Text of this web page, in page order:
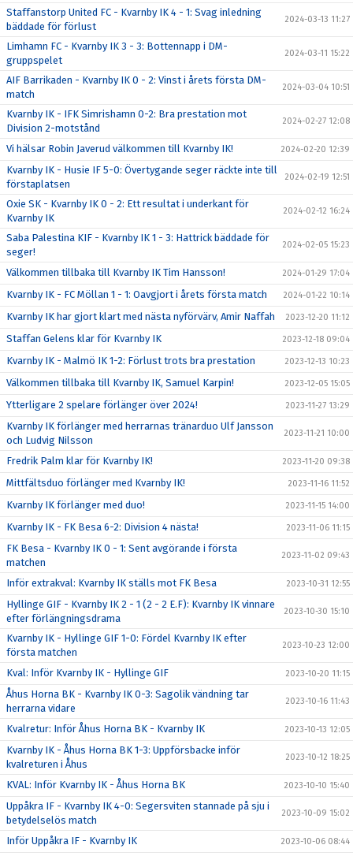
Staffanstorp United FC - Kvarnby IK 4 - 1: Svag inledning
bäddade för förlust
2024-03-13 11:27
Limhamn FC - Kvarnby IK 3 - 3: Bottennapp i DM-
gruppspelet
2024-03-11 15:22
AIF Barrikaden - Kvarnby IK 0 - 2: Vinst i årets första DM-
match
2024-03-04 10:51
Kvarnby IK - IFK Simrishamn 0-2: Bra prestation mot
Division 2-motstånd
2024-02-27 12:08
Vi hälsar Robin Javerud välkommen till Kvarnby IK! 2024-02-20 12:39
Kvarnby IK - Husie IF 5-0: Övertygande seger räckte inte till
förstaplatsen
2024-02-19 12:51
Oxie SK - Kvarnby IK 0 - 2: Ett resultat i underkant för
Kvarnby IK
2024-02-12 16:24
Saba Palestina KIF - Kvarnby IK 1 - 3: Hattrick bäddade för
seger!
2024-02-05 15:23
Välkommen tillbaka till Kvarnby IK Tim Hansson! 2024-01-29 17:04
Kvarnby IK - FC Möllan 1 - 1: Oavgjort i årets första match 2024-01-22 10:14
Kvarnby IK har gjort klart med nästa nyförvärv, Amir Naffah 2023-12-20 11:12
Staffan Gelens klar för Kvarnby IK 2023-12-18 09:04
Kvarnby IK - Malmö IK 1-2: Förlust trots bra prestation 2023-12-13 10:23
Välkommen tillbaka till Kvarnby IK, Samuel Karpin! 2023-12-05 15:05
Ytterligare 2 spelare förlänger över 2024! 2023-11-27 13:29
Kvarnby IK förlänger med herrarnas tränarduo Ulf Jansson
och Ludvig Nilsson
2023-11-21 10:00
Fredrik Palm klar för Kvarnby IK! 2023-11-20 09:38
Mittfältsduo förlänger med Kvarnby IK! 2023-11-16 11:52
Kvarnby IK förlänger med duo! 2023-11-15 14:00
Kvarnby IK - FK Besa 6-2: Division 4 nästa! 2023-11-06 11:15
FK Besa - Kvarnby IK 0 - 1: Sent avgörande i första
matchen
2023-11-02 09:43
Inför extrakval: Kvarnby IK ställs mot FK Besa 2023-10-31 12:55
Hyllinge GIF - Kvarnby IK 2 - 1 (2 - 2 E.F): Kvarnby IK vinnare
efter förlängningsdrama
2023-10-30 15:10
Kvarnby IK - Hyllinge GIF 1-0: Fördel Kvarnby IK efter
första matchen
2023-10-23 12:00
Kval: Inför Kvarnby IK - Hyllinge GIF 2023-10-20 11:15
Åhus Horna BK - Kvarnby IK 0-3: Sagolik vändning tar
herrarna vidare
2023-10-16 11:43
Kvalretur: Inför Åhus Horna BK - Kvarnby IK 2023-10-13 12:05
Kvarnby IK - Åhus Horna BK 1-3: Uppförsbacke inför
kvalreturen i Åhus
2023-10-12 18:25
KVAL: Inför Kvarnby IK - Åhus Horna BK 2023-10-10 15:40
Uppåkra IF - Kvarnby IK 4-0: Segersviten stannade på sju i
betydelselös match
2023-10-09 15:02
Inför Uppåkra IF - Kvarnby IK 2023-10-06 08:44